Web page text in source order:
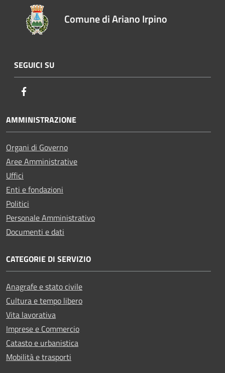
Comune di Ariano Irpino
SEGUICI SU
AMMINISTRAZIONE
Organi di Governo
Aree Amministrative
Uffici
Enti e fondazioni
Politici
Personale Amministrativo
Documenti e dati
CATEGORIE DI SERVIZIO
Anagrafe e stato civile
Cultura e tempo libero
Vita lavorativa
Imprese e Commercio
Catasto e urbanistica
Mobilità e trasporti